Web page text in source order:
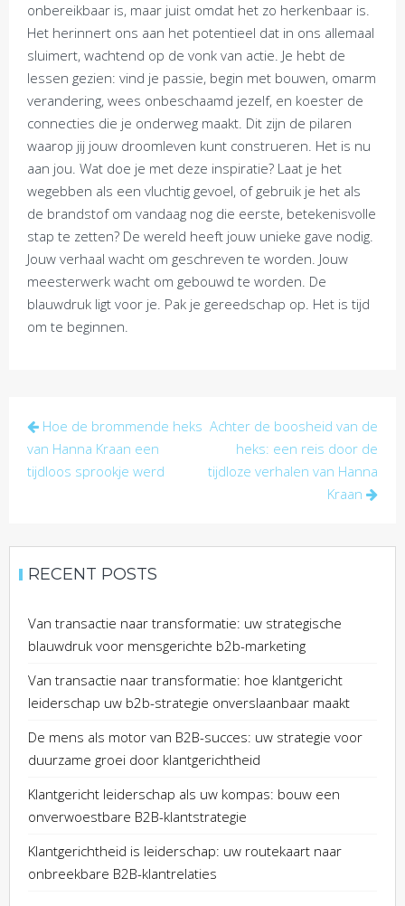
onbereikbaar is, maar juist omdat het zo herkenbaar is.
Het herinnert ons aan het potentieel dat in ons allemaal
sluimert, wachtend op de vonk van actie. Je hebt de
lessen gezien: vind je passie, begin met bouwen, omarm
verandering, wees onbeschaamd jezelf, en koester de
connecties die je onderweg maakt. Dit zijn de pilaren
waarop jij jouw droomleven kunt construeren. Het is nu
aan jou. Wat doe je met deze inspiratie? Laat je het
wegebben als een vluchtig gevoel, of gebruik je het als
de brandstof om vandaag nog die eerste, betekenisvolle
stap te zetten? De wereld heeft jouw unieke gave nodig.
Jouw verhaal wacht om geschreven te worden. Jouw
meesterwerk wacht om gebouwd te worden. De
blauwdruk ligt voor je. Pak je gereedschap op. Het is tijd
om te beginnen.
Post
navigation
Hoe de brommende heks
van Hanna Kraan een
tijdloos sprookje werd
Achter de boosheid van de
heks: een reis door de
tijdloze verhalen van Hanna
Kraan
RECENT POSTS
Van transactie naar transformatie: uw strategische
blauwdruk voor mensgerichte b2b-marketing
Van transactie naar transformatie: hoe klantgericht
leiderschap uw b2b-strategie onverslaanbaar maakt
De mens als motor van B2B-succes: uw strategie voor
duurzame groei door klantgerichtheid
Klantgericht leiderschap als uw kompas: bouw een
onverwoestbare B2B-klantstrategie
Klantgerichtheid is leiderschap: uw routekaart naar
onbreekbare B2B-klantrelaties